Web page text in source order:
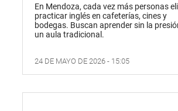
En Mendoza, cada vez más personas
practicar inglés en cafeterías, cines y
bodegas. Buscan aprender sin la
un aula tradicional.
24 DE MAYO DE 2026 - 15:05